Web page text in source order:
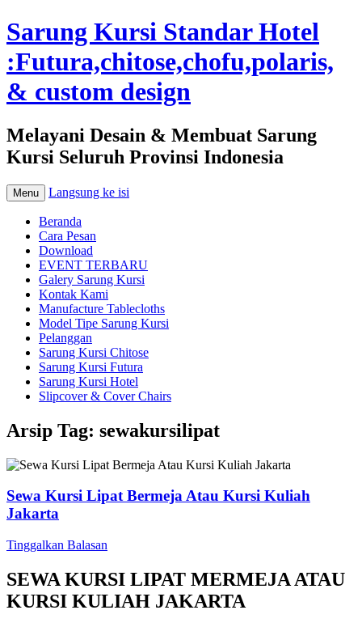
Sarung Kursi Standar Hotel
:Futura,chitose,chofu,polaris,
& custom design
Melayani Desain & Membuat Sarung
Kursi Seluruh Provinsi Indonesia
Menu Langsung ke isi
Beranda
Cara Pesan
Download
EVENT TERBARU
Galery Sarung Kursi
Kontak Kami
Manufacture Tablecloths
Model Tipe Sarung Kursi
Pelanggan
Sarung Kursi Chitose
Sarung Kursi Futura
Sarung Kursi Hotel
Slipcover & Cover Chairs
Arsip Tag: sewakursilipat
Sewa Kursi Lipat Bermeja Atau Kursi Kuliah
Jakarta
Tinggalkan Balasan
SEWA KURSI LIPAT MERMEJA ATAU
KURSI KULIAH JAKARTA